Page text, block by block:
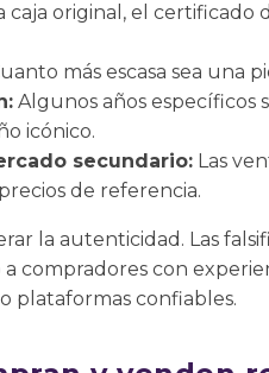
caja original, el
más escasa sea una
Algunos años específicos
icónico.
secundario: Las
de referencia.
la autenticidad. Las
compradores con
plataformas confiables.